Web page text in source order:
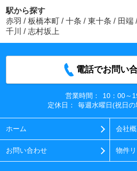
駅から探す
赤羽 / 板橋本町 / 十条 / 東十条 / 田端 /
千川
/ 志村坂上
電話でお問い
営業時間：
10：00～
定休日：
毎週水曜日(祝日
ホーム 会社
お問い合わせ 物件